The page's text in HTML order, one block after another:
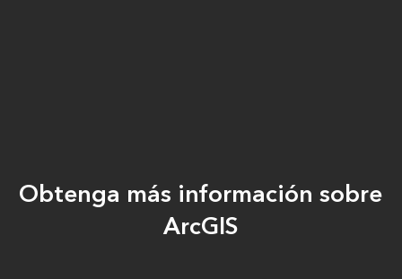
Obtenga más información sobre
ArcGIS